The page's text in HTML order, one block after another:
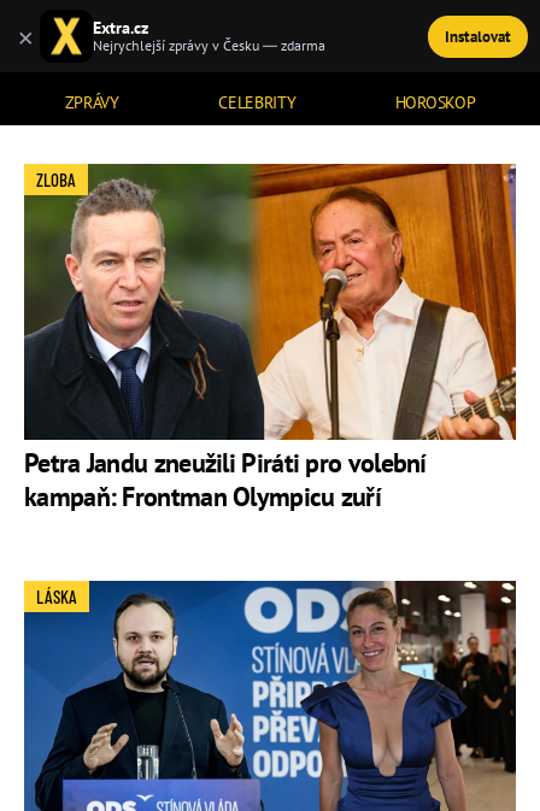
ZPRÁVY CELEBRITY HOROSKOP
TÉMATA
Petra Jandu zneužili Piráti pro volební
kampaň: Frontman Olympicu zuří
ZLOBA
LÁSKA
× Extra.cz
Nejrychlejší zprávy v Česku — zdarma Instalovat